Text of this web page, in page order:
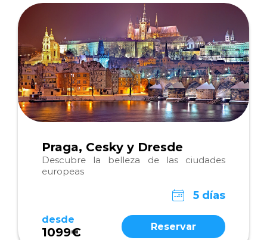
Praga, Cesky y Dresde
Descubre la belleza de las ciudades
europeas
5 días
desde
1099€ Reservar